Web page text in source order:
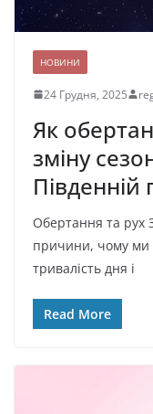
НОВИНИ
24 Грудня, 2025
Як
зміну
Південній
Обертання та рух
причини, чому ми
тривалість дня і
Read More